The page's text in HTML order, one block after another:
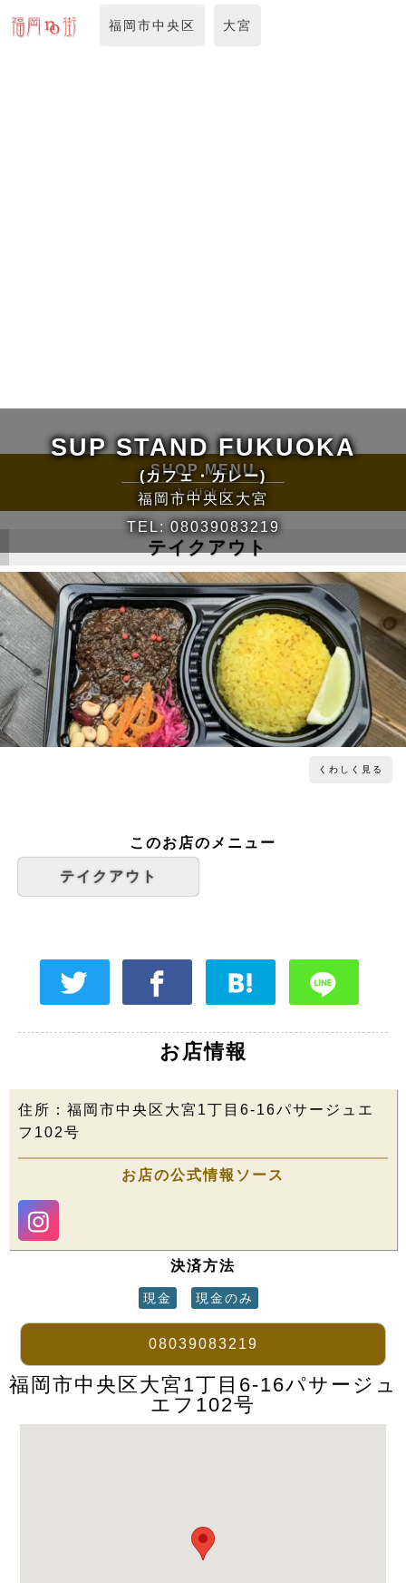
福岡市中央区 大宮
SUP STAND FUKUOKA
(カフェ・カレー)
福岡市中央区大宮
TEL: 08039083219
SHOP MENU
\ click /
テイクアウト
くわしく見る
このお店のメニュー
テイクアウト
お店情報
住所：福岡市中央区大宮1丁目6-16パサージュエ
フ102号
お店の公式情報ソース
決済方法
現金 現金のみ
08039083219
福岡市中央区大宮1丁目6-16パサージュ
エフ102号